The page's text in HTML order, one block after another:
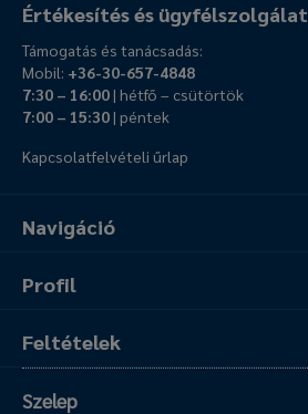
Navigáció
Profil
Feltételek
Értékesítés és ügyfélszolgálat
Támogatás és tanácsadás:
Mobil: +36-30-657-4848
7:30 – 16:00| hétfő – csütörtök
7:00 – 15:30| péntek
Kapcsolatfelvételi űrlap
Szelep